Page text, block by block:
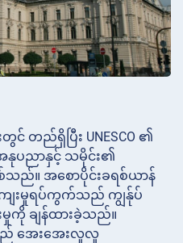
တည်ရှိပြီး UNESCO ၏
အနုပညာနှင့် သမိုင်း၏
သည်။ အစောပိုင်းခရစ်ယာန်
ကျေးမှုရပ်ကွက်သည် ကျွန်ုပ်
ကို ချန်ထားခဲ့သည်။
အေးအေးလူလူ